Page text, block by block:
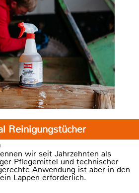
Reinigungstücher
wir seit Jahrzehnten als
Pflegemittel und technischer
Anwendung ist aber in den
Lappen erforderlich.